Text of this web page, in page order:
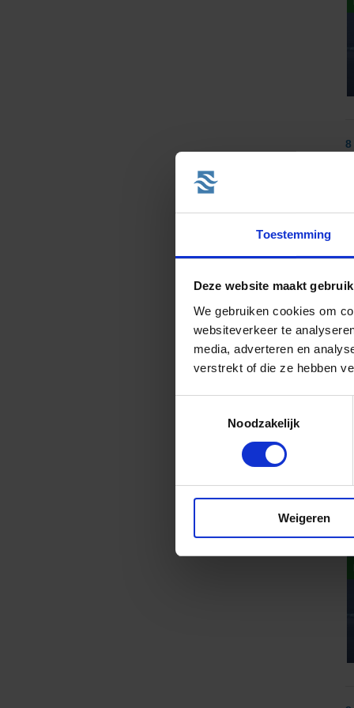
Toestemming
Deze website maakt
We gebruiken cookies om
websiteverkeer te
media, adverteren en
verstrekt of die ze hebben
Noodzakelijk
Weigeren
8
8